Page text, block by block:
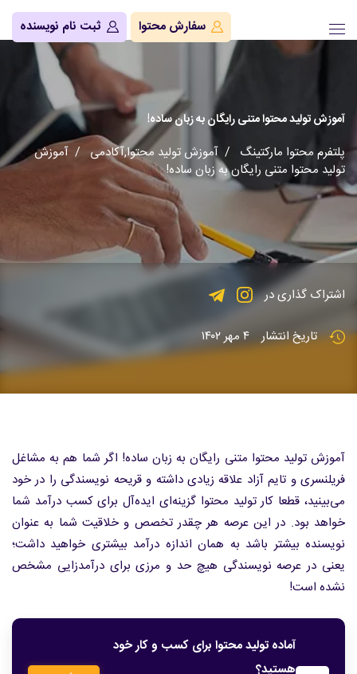
سفارش محتوا ثبت نام نویسنده
آموزش تولید محتوا متنی رایگان به زبان ساده!
پلتفرم محتوا مارکتینگ /آموزش تولید محتوا,آکادمی/ آموزش
تولید محتوا متنی رایگان به زبان ساده!
اشتراک گذاری در
تاریخ انتشار ۴ مهر ۱۴۰۲
آموزش تولید محتوا متنی رایگان به زبان ساده! اگر شما هم به مشاغل
فریلنسری و تایم آزاد علاقه زیادی داشته و قریحه نویسندگی را در خود
می‌بینید، قطعا کار تولید محتوا گزینه‌ای ایده‌آل برای کسب درآمد شما
خواهد بود. در این عرصه هر چقدر تخصص و خلاقیت شما به عنوان
نویسنده بیشتر باشد به همان اندازه درآمد بیشتری خواهید داشت؛
یعنی در عرصه نویسندگی هیچ حد و مرزی برای درآمدزایی مشخص
نشده است!
آماده تولید محتوا برای کسب و کار خود
هستید؟